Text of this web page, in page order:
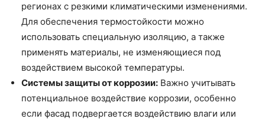
регионах с резкими климатическими изменениями.
Для обеспечения термостойкости можно
использовать специальную изоляцию, а также
применять материалы, не изменяющиеся под
воздействием высокой температуры.
Системы защиты от коррозии: Важно учитывать
потенциальное воздействие коррозии, особенно
если фасад подвергается воздействию влаги или